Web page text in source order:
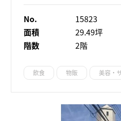
No.
15823
面積
29.49坪
階数
2階
飲食 物販 美容・